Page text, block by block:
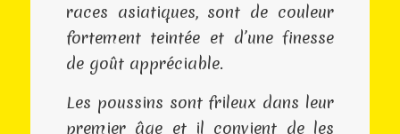
races asiatiques, sont de couleur
fortement teintée et d’une finesse
de goût appréciable.
Les poussins sont frileux dans leur
premier âge et il convient de les